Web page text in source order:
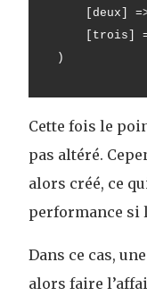
[deux]
)
Cette fois le
pas altéré.
alors créé, ce
performance si
Dans ce cas,
alors faire